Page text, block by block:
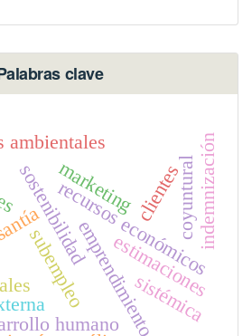
clave
sostenibilidad
subempleoemprendimiento
recursos económicos
ambientales
humano
clientes
estimaciones
marketing coyuntural
sistémica
indemnización